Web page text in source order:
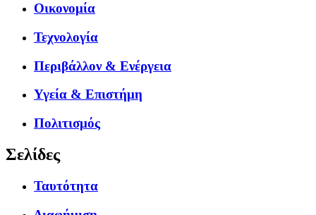
Οικονομία
Τεχνολογία
Περιβάλλον & Ενέργεια
Υγεία & Επιστήμη
Πολιτισμός
Σελίδες
Ταυτότητα